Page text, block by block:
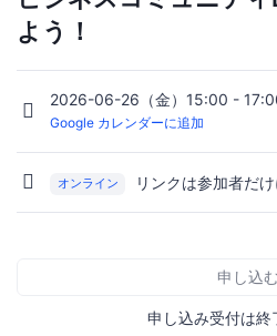
よう！
2026-06-26（金）15:00 -
Google カレンダーに追加
オンライン リンクは参加者だ
申し込む
申し込み受付は終